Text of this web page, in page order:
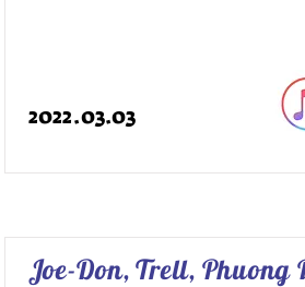
2022.03.03
Joe-Don, Trell, Phuong